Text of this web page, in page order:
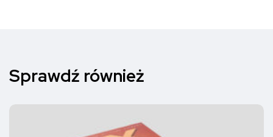
Sprawdź również